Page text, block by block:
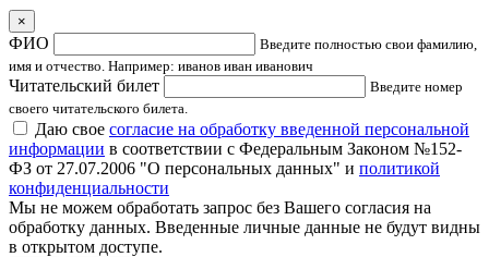
×
ФИО
Введите полностью свои фамилию,
имя и отчество. Например: иванов иван иванович
Читательский билет
Введите номер
своего читательского билета.
Даю свое согласие на обработку введенной персональной
информации в соответствии с Федеральным Законом №152-
ФЗ от 27.07.2006 "О персональных данных" и политикой
конфиденциальности
Мы не можем обработать запрос без Вашего согласия на
обработку данных. Введенные личные данные не будут видны
в открытом доступе.